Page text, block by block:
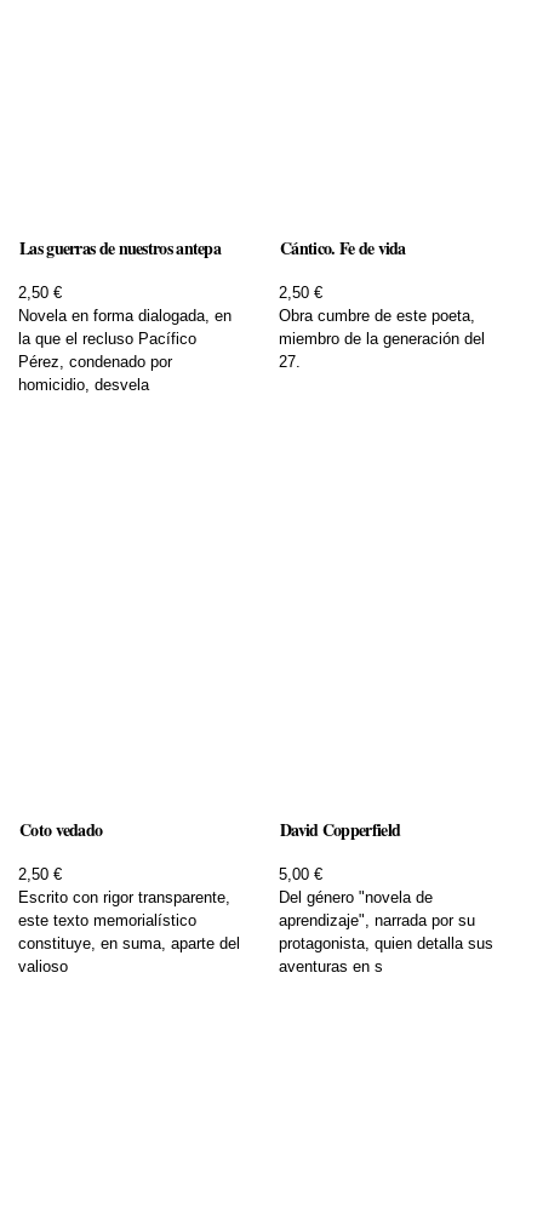
Las guerras de nuestros antepa
2,50 €
Novela en forma dialogada, en
la que el recluso Pacífico
Pérez, condenado por
homicidio, desvela
Cántico. Fe de vida
2,50 €
Obra cumbre de este poeta,
miembro de la generación del
27.
Coto vedado
2,50 €
Escrito con rigor transparente,
este texto memorialístico
constituye, en suma, aparte del
valioso
David Copperfield
5,00 €
Del género "novela de
aprendizaje", narrada por su
protagonista, quien detalla sus
aventuras en s